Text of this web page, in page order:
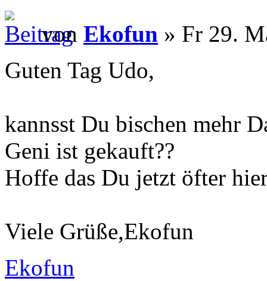
von Ekofun » Fr 29.
Guten Tag Udo,
kannsst Du bischen mehr
Geni ist gekauft??
Hoffe das Du jetzt öfter
Viele Grüße,Ekofun
Ekofun